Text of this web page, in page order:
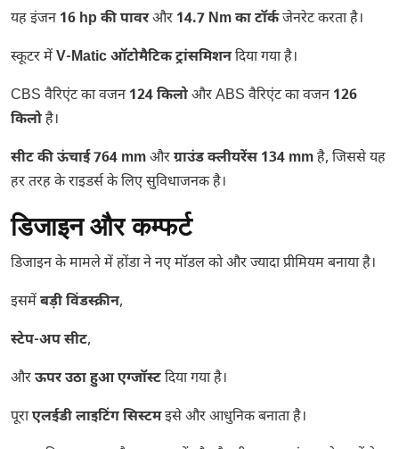
यह इंजन 16 hp की पावरऔर 14.7 Nm का टॉर्कजेनरेट करता है।
स्कूटर मेंV-Matic ऑटोमैटिक ट्रांसमिशनदिया गया है।
CBS वैरिएंट का वजन 124 किलोऔर ABS वैरिएंट का वजन 126
किलोहै।
सीट की ऊंचाई 764 mmऔरग्राउंड क्लीयरेंस 134 mmहै, जिससे यह
हर तरह के राइडर्स के लिए सुविधाजनक है।
डिजाइन और कम्फर्ट
डिजाइन के मामले में होंडा ने नए मॉडल को और ज्यादा प्रीमियम बनाया है।
इसमेंबड़ी विंडस्क्रीन,
स्टेप-अप सीट,
औरऊपर उठा हुआ एग्जॉस्टदिया गया है।
पूराएलईडी लाइटिंग सिस्टमइसे और आधुनिक बनाता है।